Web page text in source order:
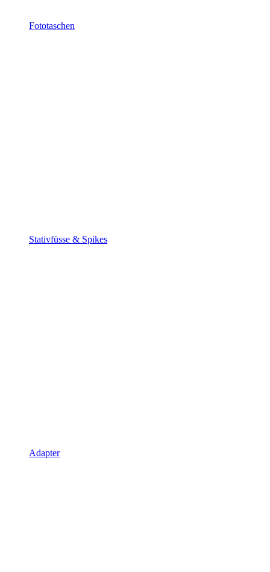
Fototaschen
Stativfüsse & Spikes
Adapter